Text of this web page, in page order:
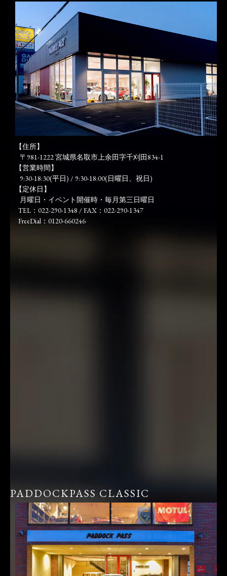
【住所】
〒981-1222 宮城県名取市上余田字千刈田834-1
【営業時間】
9:30-18:30(平日) / 9:30-18:00(日曜日、祝日)
【定休日】
月曜日・イベント開催時・毎月第三日曜日
TEL：022-290-1348 / FAX：022-290-1347
FreeDial：0120-660246
PADDOCKPASS CLASSIC